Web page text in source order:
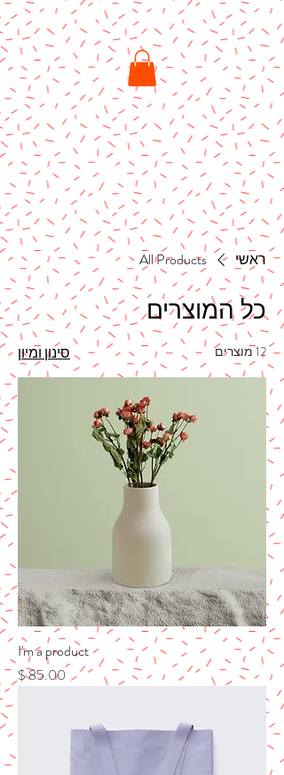
ראשי All Products
כל המוצרים
12 מוצרים סינון ומיון
I'm a product
מחיר